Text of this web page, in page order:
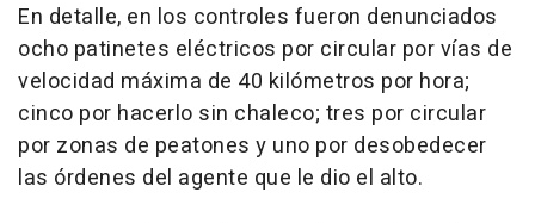
En detalle, en los controles fueron denunciados
ocho patinetes eléctricos por circular por vías de
velocidad máxima de 40 kilómetros por hora;
cinco por hacerlo sin chaleco; tres por circular
por zonas de peatones y uno por desobedecer
las órdenes del agente que le dio el alto.